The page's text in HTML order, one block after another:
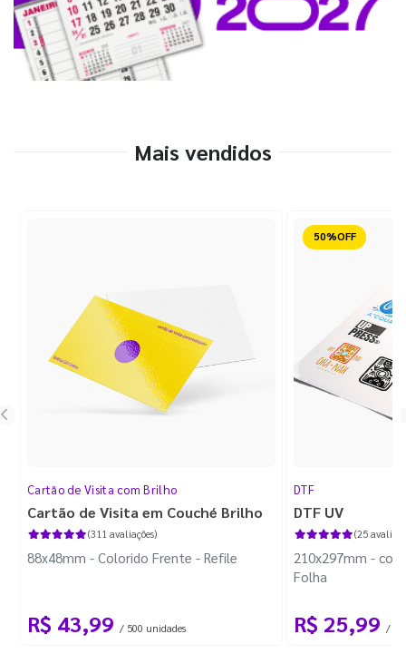
Mais vendidos
Cartão de Visita com Brilho
Cartão de Visita em Couché Brilho
(311 avaliações)
88x48mm - Colorido Frente - Refile
R$ 43,99 / 500 unidades
Reduzido
DTF
DTF UV
(25
210x297mm -
Folha
R$ 25,99 / 1